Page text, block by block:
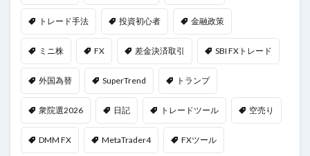
トレード手法 投資初心者 金融政策
ミニ株 FX 差金決済取引 SBI FXトレード
外国為替 SuperTrend トランプ
衆院選2026 日記 トレードツール 空売り
DMM FX MetaTrader4 FXツール